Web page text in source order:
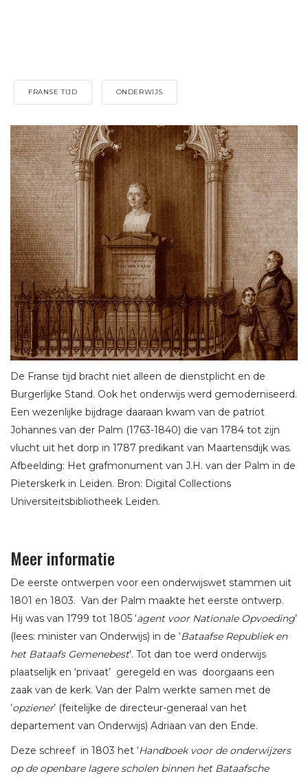
FRANSE TIJD ONDERWIJS
De Franse tijd bracht niet alleen de dienstplicht en de
Burgerlijke Stand. Ook het onderwijs werd gemoderniseerd.
Een wezenlijke bijdrage daaraan kwam van de patriot
Johannes van der Palm (1763-1840) die van 1784 tot zijn
vlucht uit het dorp in 1787 predikant van Maartensdijk was.
Afbeelding: Het grafmonument van J.H. van der Palm in de
Pieterskerk in Leiden. Bron: Digital Collections
Universiteitsbibliotheek Leiden.
Meer informatie
De eerste ontwerpen voor een onderwijswet stammen uit
1801 en 1803. Van der Palm maakte het eerste ontwerp.
Hij was van 1799 tot 1805 ‘agent voor Nationale Opvoeding’
(lees: minister van Onderwijs) in de ‘Bataafse Republiek en
het Bataafs Gemenebest’. Tot dan toe werd onderwijs
plaatselijk en ‘privaat’ geregeld en was doorgaans een
zaak van de kerk. Van der Palm werkte samen met de
’opziener’ (feitelijke de directeur-generaal van het
departement van Onderwijs) Adriaan van den Ende.
Deze schreef in 1803 het ‘Handboek voor de onderwijzers
op de openbare lagere scholen binnen het Bataafsche